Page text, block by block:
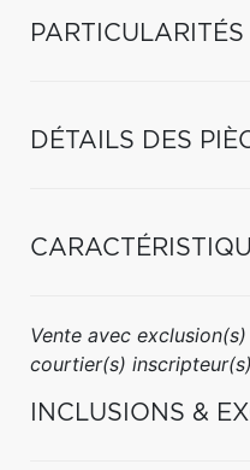
DÉTAILS DES
Vente avec
courtier(s) inscripteur(s)
INCLUSIONS &